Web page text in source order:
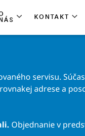
NÁS
KONTAKT
servisu.
adrese a
Objednanie v